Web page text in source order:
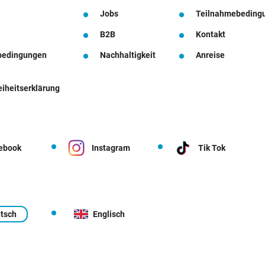
Jobs
B2B Kontakt
Nachhaltigkeit Anreise
Instagram Tik Tok
Englisch